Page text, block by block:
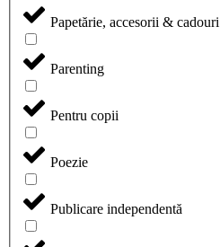
Papetărie, accesorii & cadouri
Parenting
Pentru copii
Poezie
Publicare independentă